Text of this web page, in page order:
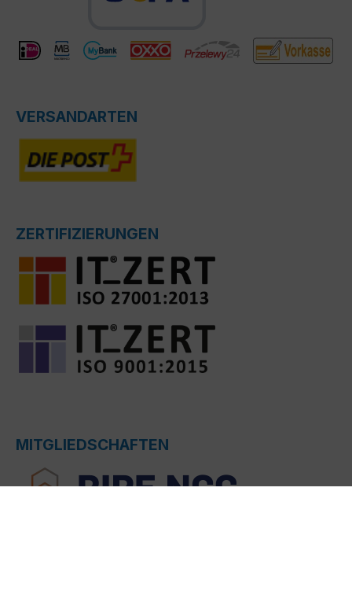
VERSANDARTEN
ZERTIFIZIERUNGEN
MITGLIEDSCHAFTEN